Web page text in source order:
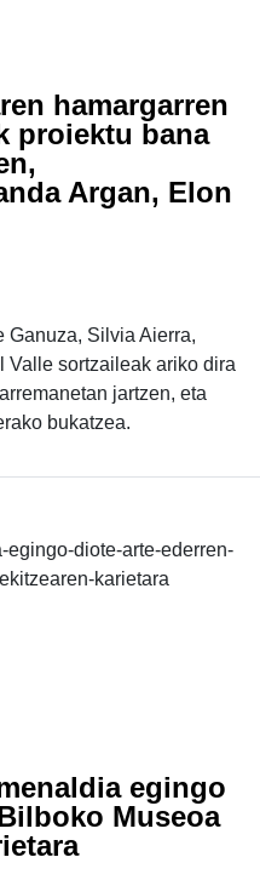
hamargarren
proiektu bana
Argan, Elon
Ganuza, Silvia Aierra,
Valle sortzaileak ariko dira
jartzen, eta
bukatzea.
egingo
Museoa